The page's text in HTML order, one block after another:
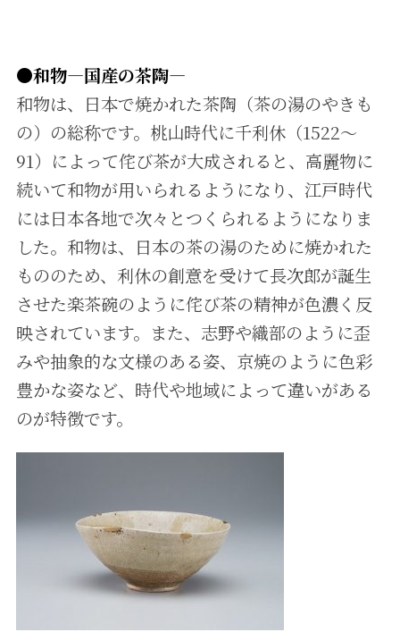
●和物―国産の茶陶―
和物は、日本で焼かれた茶陶（茶の湯のやきも
の）の総称です。桃山時代に千利休（1522～
91）によって侘び茶が大成されると、高麗物に
続いて和物が用いられるようになり、江戸時代
には日本各地で次々とつくられるようになりま
した。和物は、日本の茶の湯のために焼かれた
もののため、利休の創意を受けて長次郎が誕生
させた楽茶碗のように侘び茶の精神が色濃く反
映されています。また、志野や織部のように歪
みや抽象的な文様のある姿、京焼のように色彩
豊かな姿など、時代や地域によって違いがある
のが特徴です。